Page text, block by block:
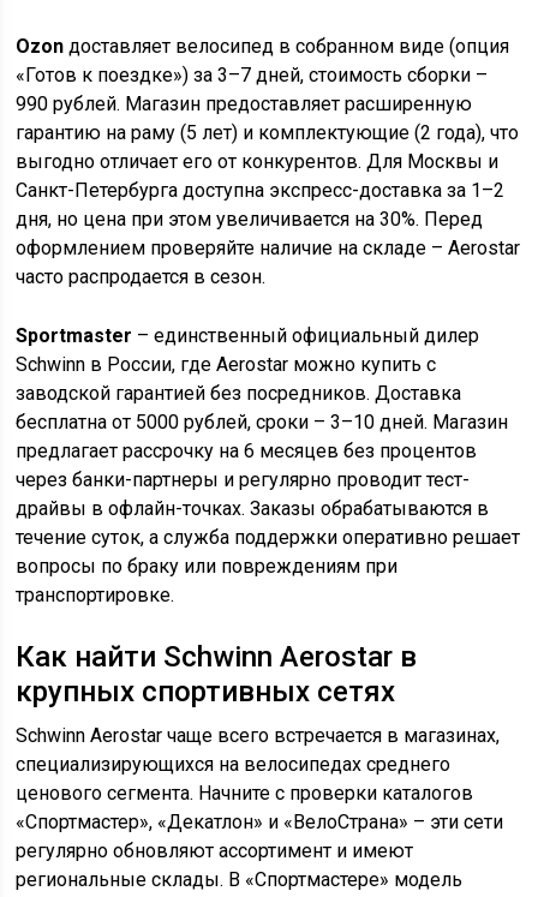
Ozon доставляет велосипед в собранном виде (опция
«Готов к поездке») за 3–7 дней, стоимость сборки –
990 рублей. Магазин предоставляет расширенную
гарантию на раму (5 лет) и комплектующие (2 года), что
выгодно отличает его от конкурентов. Для Москвы и
Санкт-Петербурга доступна экспресс-доставка за 1–2
дня, но цена при этом увеличивается на 30%. Перед
оформлением проверяйте наличие на складе – Aerostar
часто распродается в сезон.
Sportmaster – единственный официальный дилер
Schwinn в России, где Aerostar можно купить с
заводской гарантией без посредников. Доставка
бесплатна от 5000 рублей, сроки – 3–10 дней. Магазин
предлагает рассрочку на 6 месяцев без процентов
через банки-партнеры и регулярно проводит тест-
драйвы в офлайн-точках. Заказы обрабатываются в
течение суток, а служба поддержки оперативно решает
вопросы по браку или повреждениям при
транспортировке.
Как найти Schwinn Aerostar в
крупных спортивных сетях
Schwinn Aerostar чаще всего встречается в магазинах,
специализирующихся на велосипедах среднего
ценового сегмента. Начните с проверки каталогов
«Спортмастер», «Декатлон» и «ВелоСтрана» – эти сети
регулярно обновляют ассортимент и имеют
региональные склады. В «Спортмастере» модель